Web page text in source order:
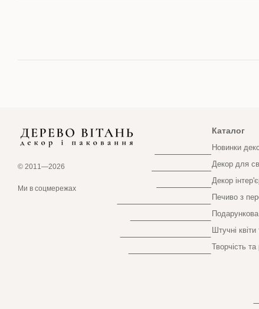
© 2011—2026
Інтернет-магазин створений з Хорошоп
Ми в соцмережах
Каталог
Новинки
Декор для
Декор
Печиво з
Штучні квіти
Творчість та